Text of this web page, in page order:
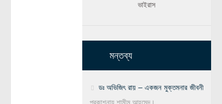
ভাইরাস
মন্তব্য
ডঃ অভিজিৎ রায় – একজন মুক্তমনার জীবনী